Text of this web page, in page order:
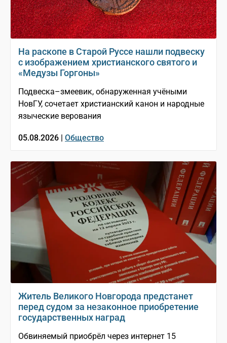
На раскопе в Старой Руссе нашли подвеску
с изображением христианского святого и
«Медузы Горгоны»
Подвеска–змеевик, обнаруженная учёными
НовГУ, сочетает христианский канон и народные
языческие верования
05.08.2026 | Общество
Житель Великого Новгорода предстанет
перед судом за незаконное приобретение
государственных наград
Обвиняемый приобрёл через интернет 15